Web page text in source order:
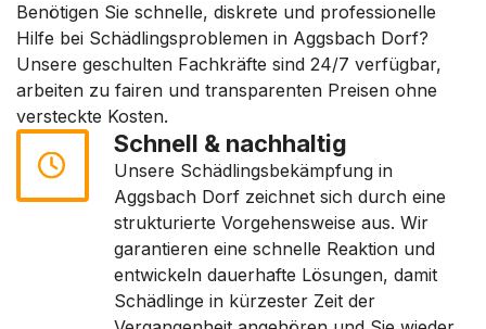
Benötigen Sie schnelle, diskrete und professionelle
Hilfe bei Schädlingsproblemen in Aggsbach Dorf?
Unsere geschulten Fachkräfte sind 24/7 verfügbar,
arbeiten zu fairen und transparenten Preisen ohne
versteckte Kosten.
Schnell & nachhaltig
Unsere Schädlingsbekämpfung in
Aggsbach Dorf zeichnet sich durch eine
strukturierte Vorgehensweise aus. Wir
garantieren eine schnelle Reaktion und
entwickeln dauerhafte Lösungen, damit
Schädlinge in kürzester Zeit der